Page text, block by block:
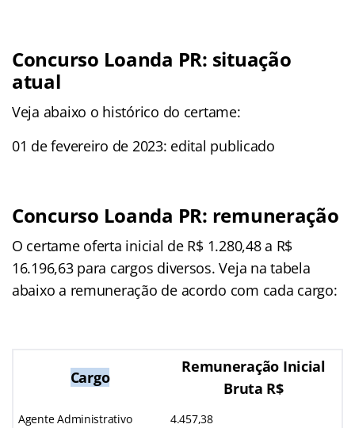
Concurso Loanda PR: situação
atual
Veja abaixo o histórico do certame:
01 de fevereiro de 2023: edital publicado
Concurso Loanda PR: remuneração
O certame oferta inicial de R$ 1.280,48 a R$
16.196,63 para cargos diversos. Veja na tabela
abaixo a remuneração de acordo com cada cargo:
Cargo
Remuneração Inicial
Bruta R$
Agente Administrativo 4.457,38